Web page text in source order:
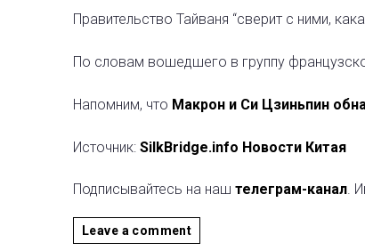
Правительство Тайваня “сверит с ними,
По словам вошедшего в группу
Напомним, что Макрон и Си Цзиньпин
Источник: SilkBridge.info Новости Китая
Подписывайтесь на наш телеграм-канал.
Leave a comment